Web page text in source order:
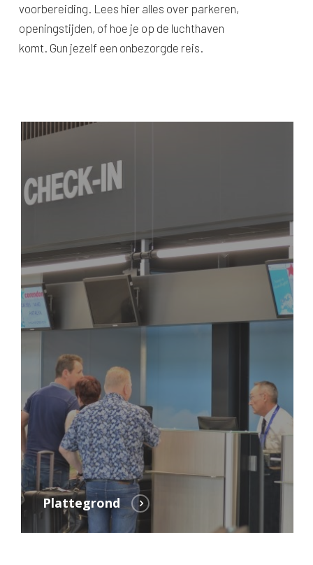
voorbereiding. Lees hier alles over parkeren,
openingstijden, of hoe je op de luchthaven
komt. Gun jezelf een onbezorgde reis.
Plattegrond
Plattegrond